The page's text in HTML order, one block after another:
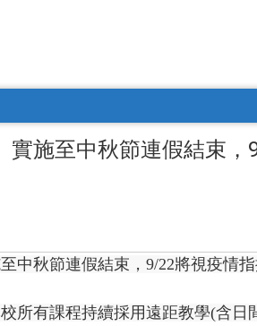
實施至中秋節連假結束
中秋節連假結束，9/22將視疫情
所有課程持續採用遠距教學(含日